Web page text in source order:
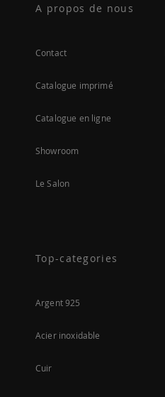
A propos de nous
Contact
Catalogue imprimé
Catalogue en ligne
Showroom
Le Salon
Top-categories
Argent 925
Acier inoxidable
Cuir